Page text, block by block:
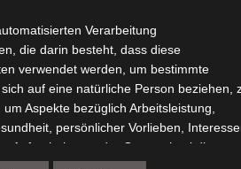
Verarbeitung
die darin besteht, dass diese
verwendet werden, um bestimmte
auf eine natürliche Person beziehen,
Aspekte bezüglich Arbeitsleistung,
persönlicher Vorlieben,
Aufenthaltsort oder Ortswechsel dieser